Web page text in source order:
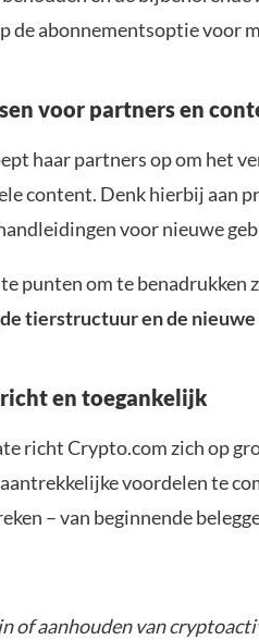
de abonnementsoptie voor
voor partners en
haar partners op om het
content. Denk hierbij aan
voor nieuwe
punten om te benadrukken
tierstructuur en de
en toegankelijk
richt Crypto.com zich op
voordelen te
– van beginnende
of aanhouden van